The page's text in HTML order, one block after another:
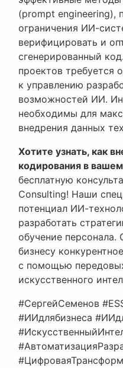
(prompt engineering),
ограничения ИИ-
верифицировать и
сгенерированный
проектов требуется
к управлению
возможностей ИИ.
необходимы для
внедрения данных
Хотите узнать, как
кодирования в
бесплатную
Consulting! Наши
потенциал ИИ-
разработать
обучение персонала.
бизнесу
с помощью
искусственного
#СергейСеменов
#ИИдлябизнеса